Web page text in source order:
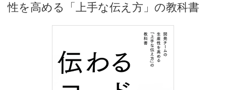
性を高める「上手な伝え方」の教科書